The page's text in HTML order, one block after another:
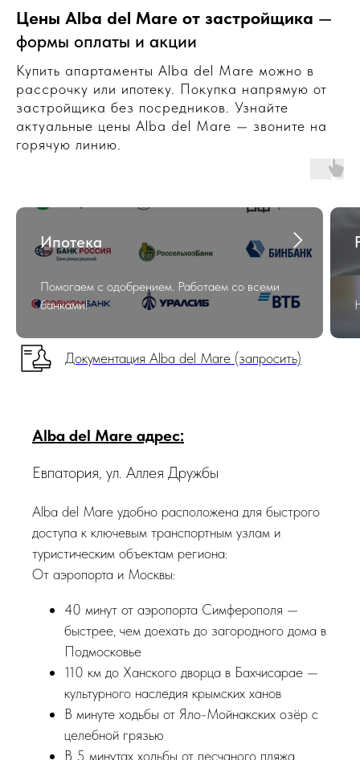
Цены Alba del Mare от застройщика —
формы оплаты и акции
Купить апартаменты Alba del Mare можно в
рассрочку или ипотеку. Покупка напрямую от
застройщика без посредников. Узнайте
актуальные цены Alba del Mare — звоните на
горячую линию.
Ипотека
Помогаем с одобрением. Работаем со всеми
банками!
Документация Alba del Mare (запросить)
Alba del Mare адрес:
Евпатория, ул. Аллея Дружбы
Alba del Mare удобно расположена для быстрого
доступа к ключевым транспортным узлам и
туристическим объектам региона:
От аэропорта и Москвы:
40 минут от аэропорта Симферополя —
быстрее, чем доехать до загородного дома в
Подмосковье
110 км до Ханского дворца в Бахчисарае —
культурного наследия крымских ханов
В минуте ходьбы от Яло-Мойнакских озёр с
целебной грязью
В 5 минутах ходьбы от песчаного пляжа